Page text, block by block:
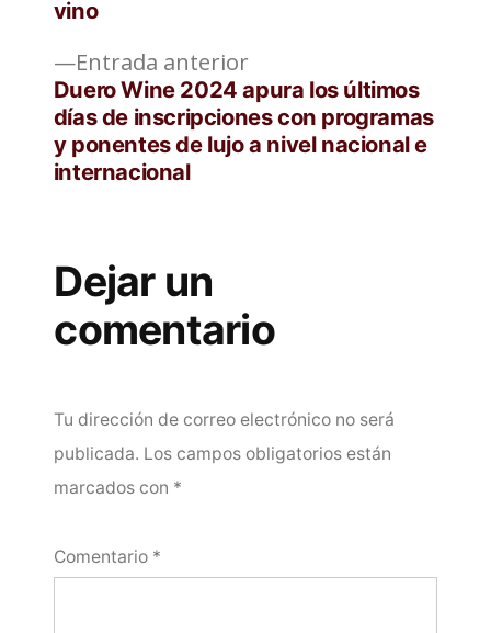
Entrada anteriorEntrada
anterior:
Duero Wine 2024 apura los últimos
días de inscripciones con programas
y ponentes de lujo a nivel nacional e
internacional
vino
Dejar un
comentario
Tu dirección de correo electrónico no será
publicada. Los campos obligatorios están
marcados con *
Comentario *